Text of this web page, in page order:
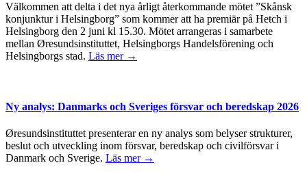
Välkommen att delta i det nya årligt återkommande mötet ”Skånsk
konjunktur i Helsingborg” som kommer att ha premiär på Hetch i
Helsingborg den 2 juni kl 15.30. Mötet arrangeras i samarbete
mellan Øresundsinstituttet, Helsingborgs Handelsförening och
Helsingborgs stad. Läs mer →
Ny analys: Danmarks och Sveriges försvar och beredskap 2026
Øresundsinstituttet presenterar en ny analys som belyser strukturer,
beslut och utveckling inom försvar, beredskap och civilförsvar i
Danmark och Sverige. Läs mer →